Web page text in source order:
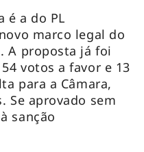
é a do PL
marco legal do
A proposta já foi
votos a favor e 13
para a Câmara,
Se aprovado sem
sanção